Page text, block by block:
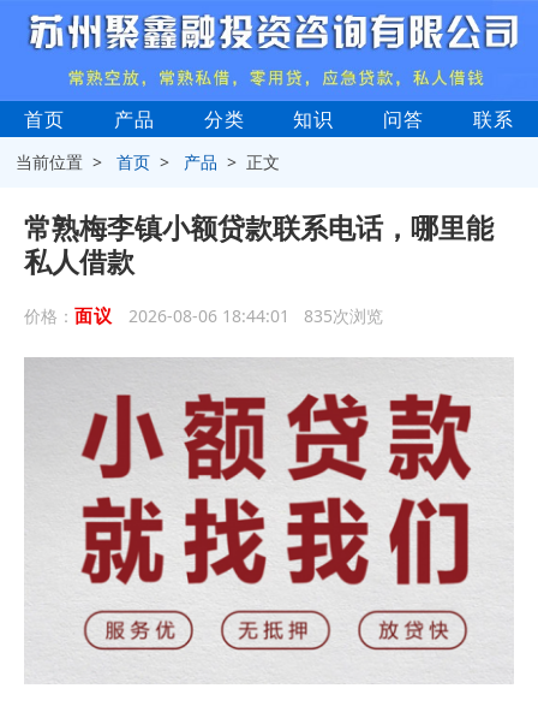
首页 产品 分类 知识 问答 联系
当前位置 >首页 > 产品 > 正文
常熟梅李镇小额贷款联系电话，哪里能
私人借款
价格： 面议 2026-08-06 18:44:01 835次浏览